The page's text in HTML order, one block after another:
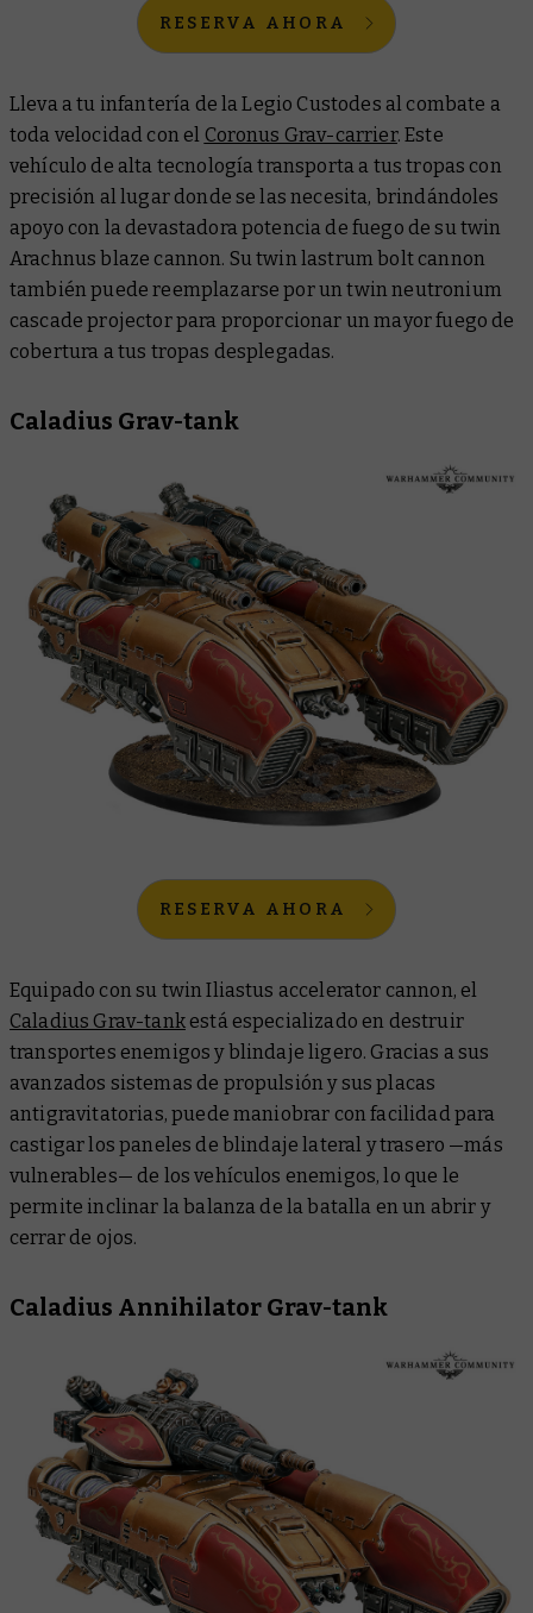
RESERVA AHORA
Lleva a tu infantería de la Legio Custodes al combate a
toda velocidad con el Coronus Grav-carrier. Este
vehículo de alta tecnología transporta a tus tropas con
precisión al lugar donde se las necesita, brindándoles
apoyo con la devastadora potencia de fuego de su twin
Arachnus blaze cannon. Su twin lastrum bolt cannon
también puede reemplazarse por un twin neutronium
cascade projector para proporcionar un mayor fuego de
cobertura a tus tropas desplegadas.
Caladius Grav-tank
RESERVA AHORA
Equipado con su twin Iliastus accelerator cannon, el
Caladius Grav-tankestá especializado en destruir
transportes enemigos y blindaje ligero. Gracias a sus
avanzados sistemas de propulsión y sus placas
antigravitatorias, puede maniobrar con facilidad para
castigar los paneles de blindaje lateral y trasero —más
vulnerables— de los vehículos enemigos, lo que le
permite inclinar la balanza de la batalla en un abrir y
cerrar de ojos.
Caladius Annihilator Grav-tank